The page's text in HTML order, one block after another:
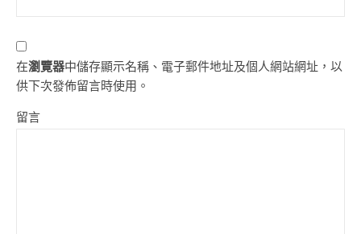
在瀏覽器中儲存顯示名稱、電子郵件地址及個人網站網址，以
供下次發佈留言時使用。
留言